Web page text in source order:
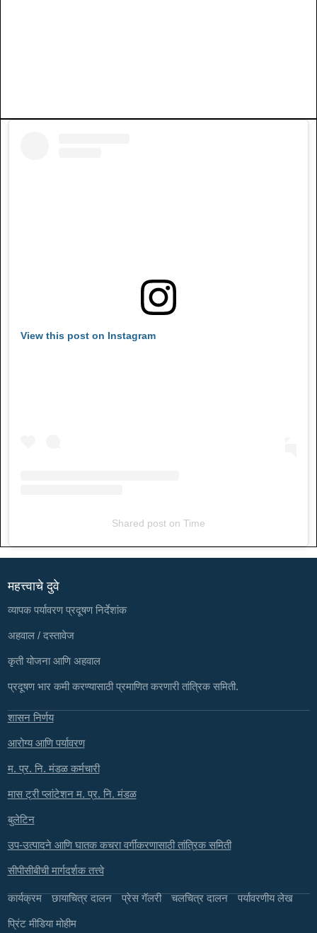
View this post on Instagram
Shared poston Time
महत्त्वाचे दुवे
व्यापक पर्यावरण प्रदूषण निर्देशांक
अहवाल / दस्तावेज
कृती योजना आणि अहवाल
प्रदूषण भार कमी करण्यासाठी प्रमाणित करणारी तांत्रिक समिती.
शासन निर्णय
आरोग्य आणि पर्यावरण
म. प्र. नि. मंडळ कर्मचारी
मास ट्री प्लांटेशन म. प्र. नि. मंडळ
बुलेटिन
उप-उत्पादने आणि घातक कचरा वर्गीकरणासाठी तांत्रिक समिती
सीपीसीबीची मार्गदर्शक तत्त्वे
कार्यक्रम छायाचित्र दालन प्रेस गॅलरी चलचित्र दालन पर्यावरणीय लेख
प्रिंट मीडिया मोहीम